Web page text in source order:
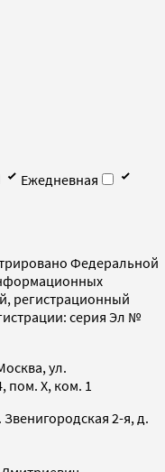
Ежедневная
Федеральной
регистрационный
серия Эл №
ул.
пом. X, ком. 1
2-я, д.